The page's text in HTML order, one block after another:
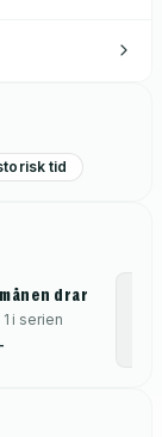
tid
drar
i serien